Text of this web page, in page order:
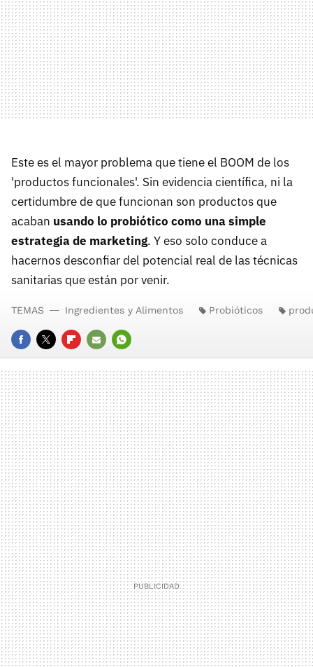
Este es el mayor problema que tiene el BOOM de los
'productos funcionales'. Sin evidencia científica, ni la
certidumbre de que funcionan son productos que
acaban usando lo probiótico como una simple
estrategia de marketing. Y eso solo conduce a
hacernos desconfiar del potencial real de las técnicas
sanitarias que están por venir.
FACEBOOK
TWITTERFLIPBOARD
E-
MAIL
WHATSAPP
TEMAS Ingredientes y Alimentos Probióticos